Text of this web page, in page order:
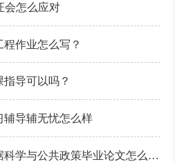
会怎么应对
作业怎么写？
导可以吗？
辅导辅无忧怎么样
与公共政策毕业论文怎么规划？